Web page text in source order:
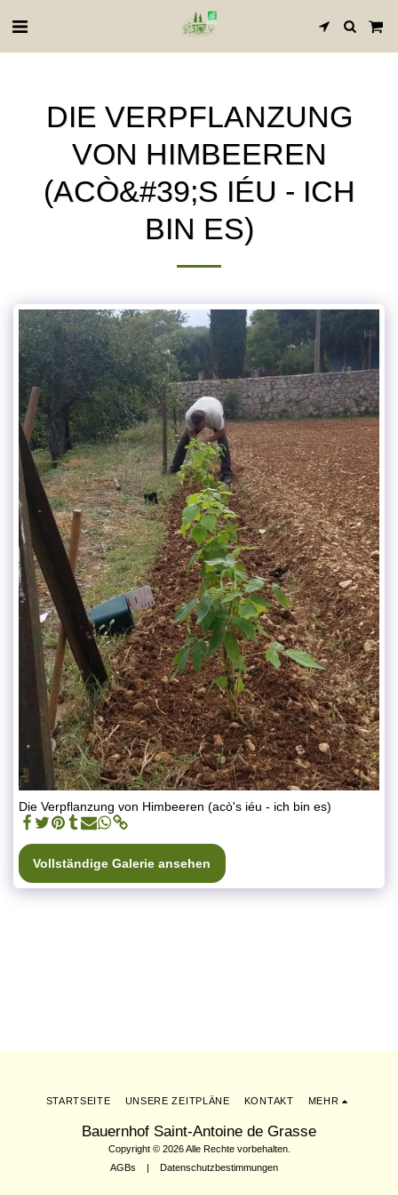
DIE VERPFLANZUNG
VON HIMBEEREN
(ACÒ&#39;S IÉU - ICH
BIN ES)
Die Verpflanzung von Himbeeren (acò's iéu - ich bin es)
Vollständige Galerie ansehen
Bauernhof Saint-Antoine de Grasse
Copyright © 2026 Alle Rechte vorbehalten.
AGBs | Datenschutzbestimmungen
STARTSEITE UNSERE ZEITPLÄNE KONTAKT MEHR